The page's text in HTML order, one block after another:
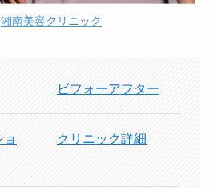
湘南美容クリニック
ビフォーアフター
クリニック詳細